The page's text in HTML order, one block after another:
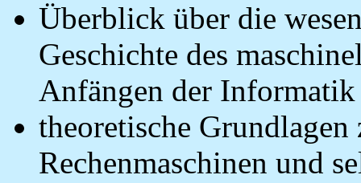
Überblick über die
Geschichte des
Anfängen der Informatik
theoretische
Rechenmaschinen und